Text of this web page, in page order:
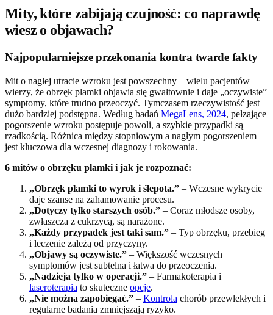
Mity, które zabijają czujność: co naprawdę
wiesz o objawach?
Najpopularniejsze przekonania kontra twarde fakty
Mit o nagłej utracie wzroku jest powszechny – wielu pacjentów
wierzy, że obrzęk plamki objawia się gwałtownie i daje „oczywiste”
symptomy, które trudno przeoczyć. Tymczasem rzeczywistość jest
dużo bardziej podstępna. Według badań MegaLens, 2024, pełzające
pogorszenie wzroku postępuje powoli, a szybkie przypadki są
rzadkością. Różnica między stopniowym a nagłym pogorszeniem
jest kluczowa dla wczesnej diagnozy i rokowania.
6 mitów o obrzęku plamki i jak je rozpoznać:
„Obrzęk plamki to wyrok i ślepota.” – Wczesne wykrycie
daje szanse na zahamowanie procesu.
„Dotyczy tylko starszych osób.” – Coraz młodsze osoby,
zwłaszcza z cukrzycą, są narażone.
„Każdy przypadek jest taki sam.” – Typ obrzęku, przebieg
i leczenie zależą od przyczyny.
„Objawy są oczywiste.” – Większość wczesnych
symptomów jest subtelna i łatwa do przeoczenia.
„Nadzieja tylko w operacji.” – Farmakoterapia i
laseroterapia to skuteczne opcje.
„Nie można zapobiegać.” – Kontrola chorób przewlekłych i
regularne badania zmniejszają ryzyko.